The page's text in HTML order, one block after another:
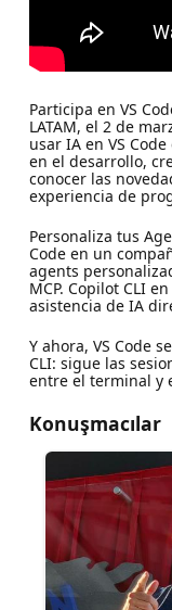
Participa en VS
LATAM, el 2 de
usar IA en VS
en el desarrollo,
conocer las
experiencia de
Personaliza tus
Code en un
agents
MCP. Copilot CLI
asistencia de IA
Y ahora, VS Code
CLI: sigue las
entre el terminal y
Konuşmacılar